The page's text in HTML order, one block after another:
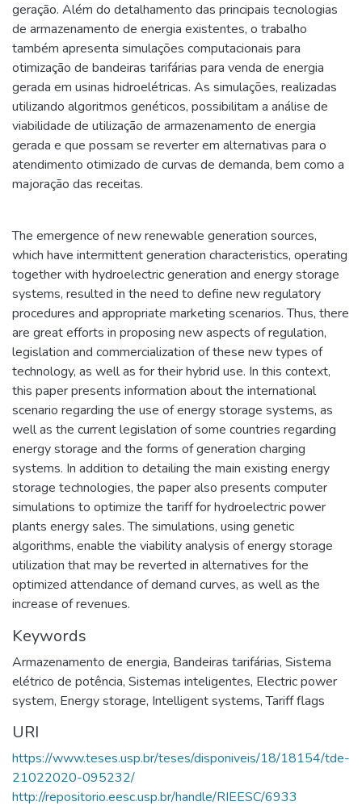
geração. Além do detalhamento das principais tecnologias
de armazenamento de energia existentes, o trabalho
também apresenta simulações computacionais para
otimização de bandeiras tarifárias para venda de energia
gerada em usinas hidroelétricas. As simulações, realizadas
utilizando algoritmos genéticos, possibilitam a análise de
viabilidade de utilização de armazenamento de energia
gerada e que possam se reverter em alternativas para o
atendimento otimizado de curvas de demanda, bem como a
majoração das receitas.
The emergence of new renewable generation sources,
which have intermittent generation characteristics, operating
together with hydroelectric generation and energy storage
systems, resulted in the need to define new regulatory
procedures and appropriate marketing scenarios. Thus, there
are great efforts in proposing new aspects of regulation,
legislation and commercialization of these new types of
technology, as well as for their hybrid use. In this context,
this paper presents information about the international
scenario regarding the use of energy storage systems, as
well as the current legislation of some countries regarding
energy storage and the forms of generation charging
systems. In addition to detailing the main existing energy
storage technologies, the paper also presents computer
simulations to optimize the tariff for hydroelectric power
plants energy sales. The simulations, using genetic
algorithms, enable the viability analysis of energy storage
utilization that may be reverted in alternatives for the
optimized attendance of demand curves, as well as the
increase of revenues.
Keywords
Armazenamento de energia, Bandeiras tarifárias, Sistema
elétrico de potência, Sistemas inteligentes, Electric power
system, Energy storage, Intelligent systems,Tariff flags
URI
https://www.teses.usp.br/teses/disponiveis/18/18154/tde-
21022020-095232/
http://repositorio.eesc.usp.br/handle/RIEESC/6933